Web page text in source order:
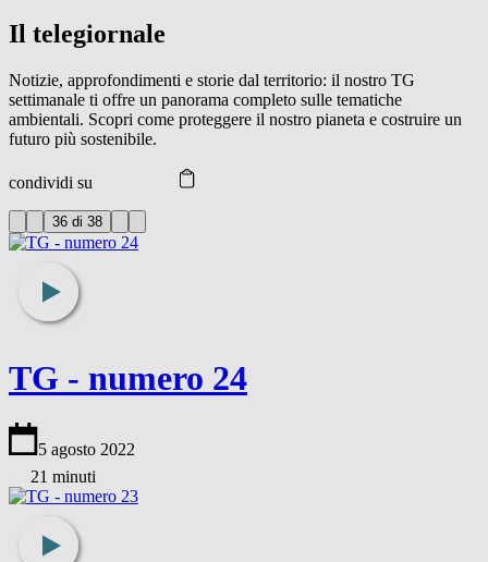
Il telegiornale
Notizie, approfondimenti e storie dal territorio: il nostro TG
settimanale ti offre un panorama completo sulle tematiche
ambientali. Scopri come proteggere il nostro pianeta e costruire un
futuro più sostenibile.
condividi su
36 di 38
TG - numero 24
5 agosto 2022
21 minuti